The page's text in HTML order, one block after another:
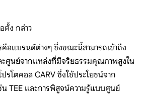
ตั้ง กล่าว
อแบรนด์ต่างๆ ซึ่งขณะนี้สามารถเข้าถึง
ศูนย์จากแหล่งที่มีจริยธรรมคุณภาพสูงใน
โตคอล CARV ซึ่งใช้ประโยชน์จาก
น TEE และการพิสูจน์ความรู้แบบศูนย์